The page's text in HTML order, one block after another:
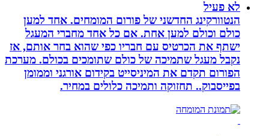
לא פעיל
הנטוורקינג החדשני של פורום המומחים. אחד למען
כולם וכולם למען אחת. אם כל אחד מחברי המעגל
ישתף את הכרטיס עם חבריו כפי שהוא בחר אותם, אז
נקבל מעגל שתמיכה של כולם שתומכים בכולם. מערכת
הפורום תקדם את המיניסייט בקידום אורגני וממומן
בפייסבוק.. תחזוקה ותמיכה כלולים במחיר.